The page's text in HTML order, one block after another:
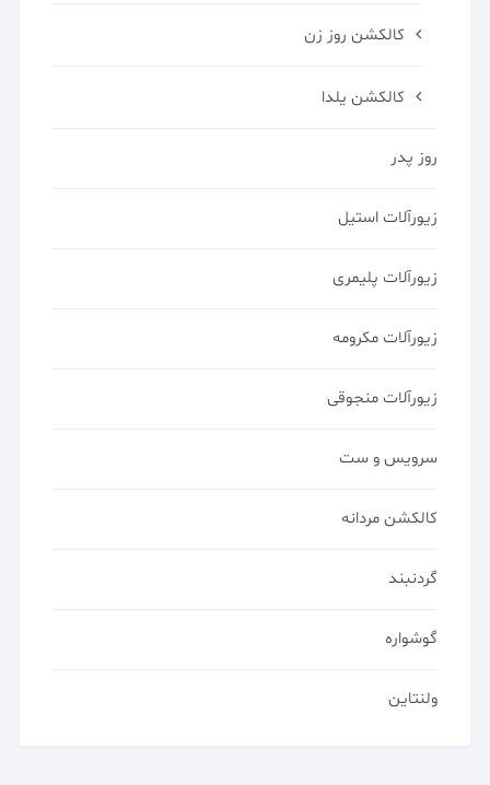
کالکشن روز زن
کالکشن یلدا
روز پدر
زیورآلات استیل
زیورآلات پلیمری
زیورآلات مکرومه
زیورآلات منجوقی
سرویس و ست
کالکشن مردانه
گردنبند
گوشواره
ولنتاین